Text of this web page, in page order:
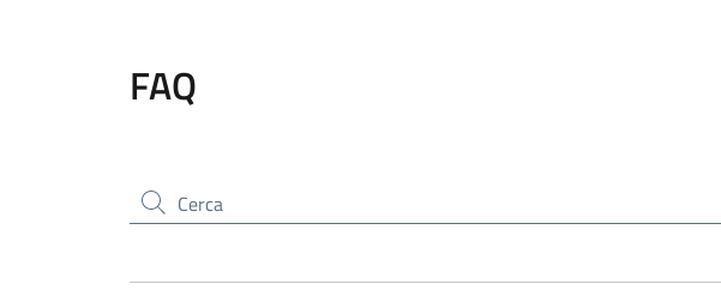
FAQ
Cerca nel sito